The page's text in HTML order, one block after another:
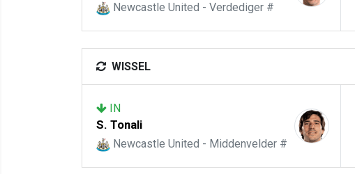
Newcastle United - Verdediger #
WISSEL
IN
S. Tonali
Newcastle United - Middenvelder #